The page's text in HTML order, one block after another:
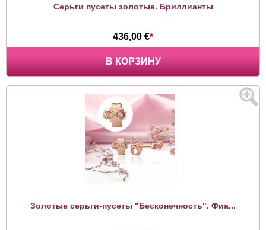
Серьги пусеты золотые. Бриллианты
436,00 €*
В КОРЗИНУ
Золотые серьги-пусеты "Бесконечность". Фиа...